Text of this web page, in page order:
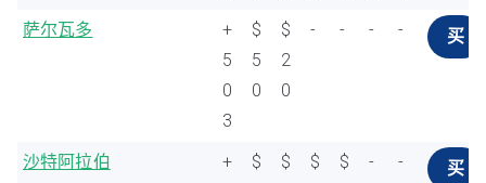
萨尔瓦多
+
5
0
3
$
5
0
$
2
0
- - - - 买
沙特阿拉伯
+
$
$
$
$
- - 买